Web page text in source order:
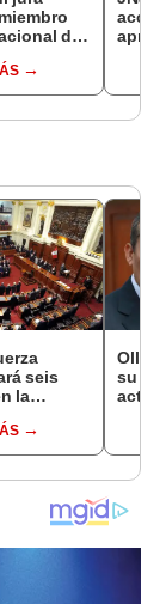
de
seis
la
su